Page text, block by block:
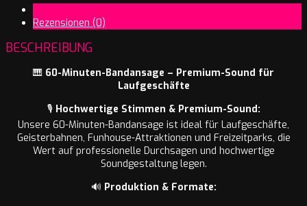
Rezensionen (0)
BESCHREIBUNG
🎹 60-Minuten-Bandansage – Premium-Sound für
Laufgeschäfte
🎙️ Hochwertige Stimmen & Premium-Sound:
Unsere 60-Minuten-Bandansage ist ideal für Laufgeschäfte,
Geisterbahnen, Funhouse-Attraktionen und Freizeitparks, die
Wert auf professionelle Durchsagen und hochwertige
Soundgestaltung legen.
🔊 Produktion & Formate: